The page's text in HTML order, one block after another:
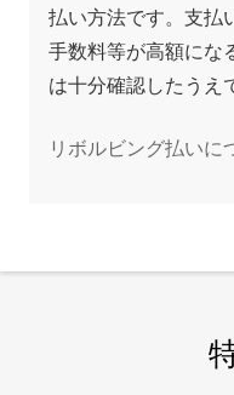
払い方法です。支払
手数料等が高額にな
は十分確認したうえ
リボルビング払いに